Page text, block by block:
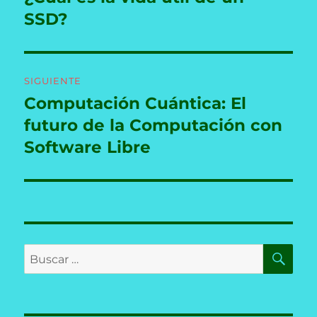
entradas
anterior:
SSD?
SIGUIENTE
Entrada
siguiente:
Computación Cuántica: El
futuro de la Computación con
Software Libre
Buscar
por: